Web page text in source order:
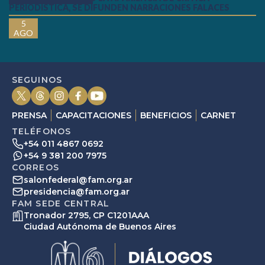
PERIODÍSTICA, SE DIFUNDEN NARRACIONES FALACES
5
AGO
SEGUINOS
PRENSA CAPACITACIONES BENEFICIOS
CARNET
TELÉFONOS
+54 011 4867 0692
+54 9 381 200 7975
CORREOS
salonfederal@fam.org.ar
presidencia@fam.org.ar
FAM SEDE CENTRAL
Tronador 2795, CP C1201AAA
Ciudad Autónoma de Buenos Aires